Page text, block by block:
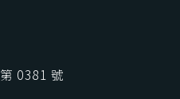
0381 號